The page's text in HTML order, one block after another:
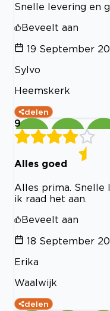
Snelle levering en
Beveelt aan
19 September
Sylvo
Heemskerk
delen
9
Alles goed
Alles prima. Snelle
ik raad het aan.
Beveelt aan
18 September
Erika
Waalwijk
delen